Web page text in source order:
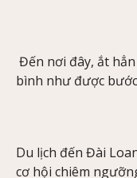
Đến nơi đây, ắt hẳn
bình như được
Du lịch đến Đài
cơ hội chiêm